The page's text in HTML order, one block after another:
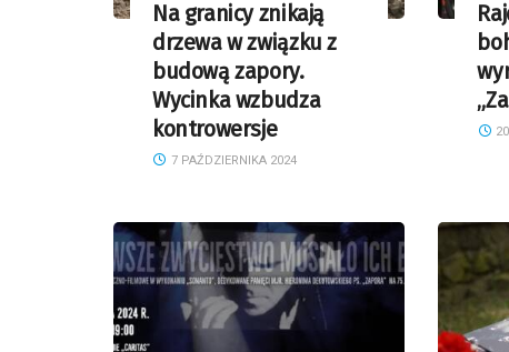
Na granicy znikają
drzewa w związku z
budową zapory.
Wycinka wzbudza
kontrowersje
7 PAŹDZIERNIKA 2024